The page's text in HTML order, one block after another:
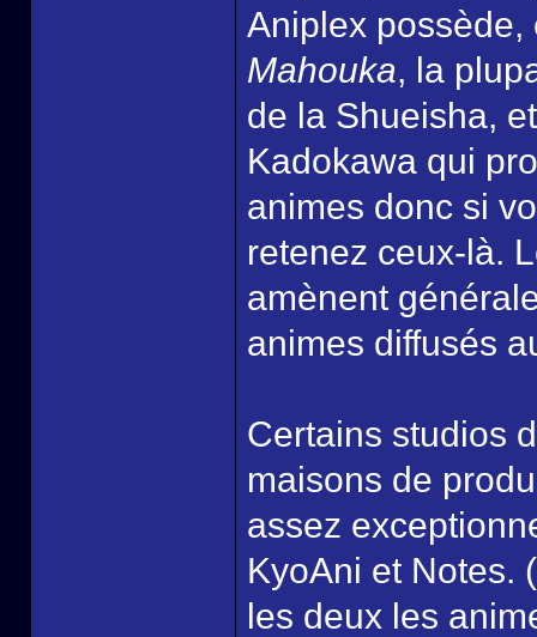
Aniplex
Mahouka, la
de la Shueisha,
Kadokawa qui
animes donc si
retenez ceux-là.
amènent
animes diffusés
Certains studios
maisons de
assez
KyoAni et Notes.
les deux les